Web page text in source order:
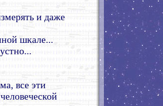
и даже
шкале...
все эти